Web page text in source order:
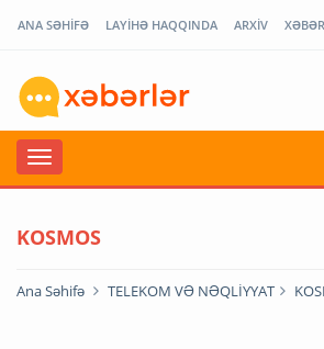
ANA SƏHİFƏ LAYİHƏ HAQQINDA ARXİV
KOSMOS
Ana Səhifə TELEKOM VƏ NƏQLİYYAT